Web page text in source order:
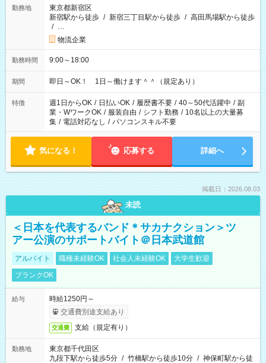
勤務地
東京都新宿区
新宿駅から徒歩 / 新宿三丁目駅から徒歩 / 高田馬場駅から徒歩
/ …
物流企業
勤務時間 9:00～18:00
期間 即日～OK！ 1日～働けます＾＾（規定あり）
特徴 週1日からOK / 日払いOK / 履歴書不要 / 40～50代活躍中 / 副
業・WワークOK / 服装自由 / シフト勤務 / 10名以上の大量募
集 / 電話対応なし / パソコンスキル不要
気になる！ 応募する 詳細へ
掲載日：2026.08.03
未読
＜日本を代表するバンド＊サカナクション＞ツ
アー公演のサポートバイト＠日本武道館
アルバイト 職種未経験OK 社会人未経験OK
大学生歓迎
ブランクOK
給与
時給1250円～
交通費別途支給あり
交通費 支給（規定有り）
勤務地
東京都千代田区
九段下駅から徒歩5分 / 竹橋駅から徒歩10分 / 神保町駅から徒